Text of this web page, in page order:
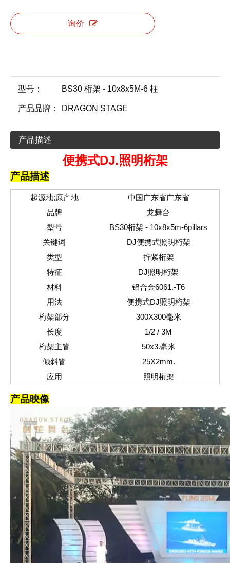
询价
型号： BS30 桁架 - 10x8x5M-6 柱
产品品牌： DRAGON STAGE
产品描述
便携式DJ.照明桁架
产品描述
起源地;原产地
中国广东省广东省
品牌
龙舞台
型号
BS30桁架 - 10x8x5m-6pillars
关键词
DJ便携式照明桁架
类型
拧紧桁架
特征
DJ照明桁架
材料
铝合金6061.-T6
用法
便携式DJ照明桁架
桁架部分
300X300毫米
长度
1/2 / 3M
桁架主管
50x3.毫米
倾斜管
25X2mm.
应用
照明桁架
产品映像